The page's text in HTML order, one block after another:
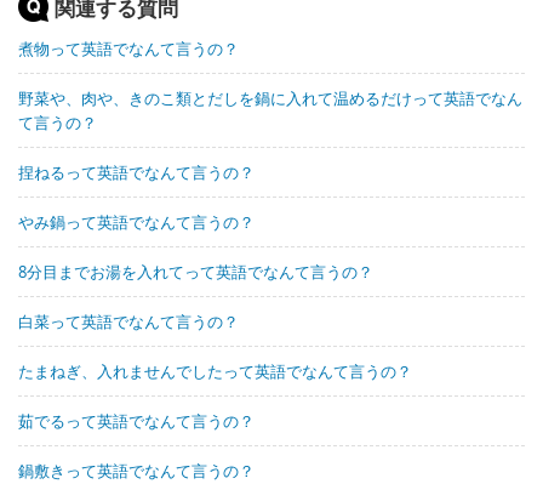
関連する質問
煮物って英語でなんて言うの？
野菜や、肉や、きのこ類とだしを鍋に入れて温めるだけって英語でなん
て言うの？
捏ねるって英語でなんて言うの？
やみ鍋って英語でなんて言うの？
8分目までお湯を入れてって英語でなんて言うの？
白菜って英語でなんて言うの？
たまねぎ、入れませんでしたって英語でなんて言うの？
茹でるって英語でなんて言うの？
鍋敷きって英語でなんて言うの？